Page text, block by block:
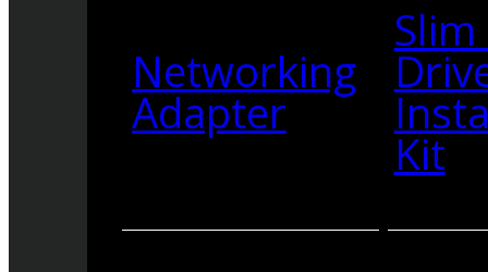
Networking
Adapter
Kit